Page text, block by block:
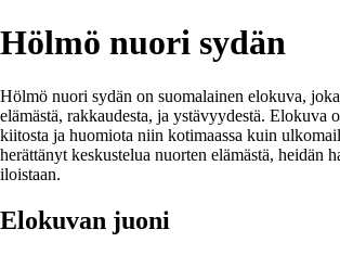
Hölmö nuori sydän
Hölmö nuori sydän on suomalainen elokuva,
elämästä, rakkaudesta, ja ystävyydestä. Elokuva
kiitosta ja huomiota niin kotimaassa kuin
herättänyt keskustelua nuorten elämästä, heidän
iloistaan.
Elokuvan juoni